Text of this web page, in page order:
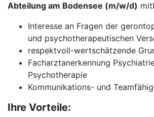
Abteilung am Bodensee (m/w/d)
Interesse an Fragen der
und psychotherapeutischen
respektvoll-wertschätzende
Facharztanerkennung
Psychotherapie
Kommunikations- und
Ihre Vorteile: